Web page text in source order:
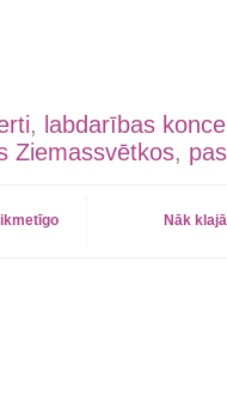
, labdarības
Ziemassvētkos,
Nāk